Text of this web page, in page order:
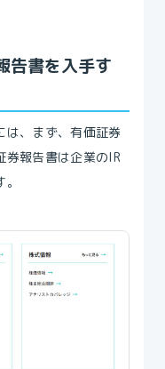
告書を入手す
は、まず、有価証券
券報告書は企業のIR